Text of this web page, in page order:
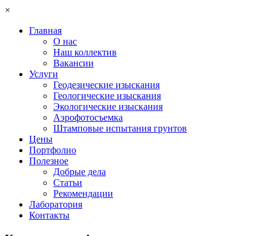
×
Главная
О нас
Наш коллектив
Вакансии
Услуги
Геодезические изыскания
Геологические изыскания
Экологические изыскания
Аэрофотосъемка
Штамповые испытания грунтов
Цены
Портфолио
Полезное
Добрые дела
Статьи
Рекомендации
Лаборатория
Контакты